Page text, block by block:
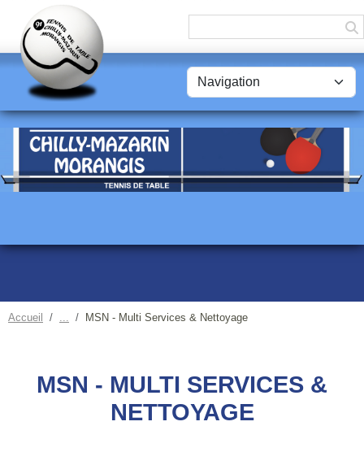
Accueil MSN - Multi Services & Nettoyage
MSN - MULTI SERVICES &
NETTOYAGE
Panneau de gestion des cookies